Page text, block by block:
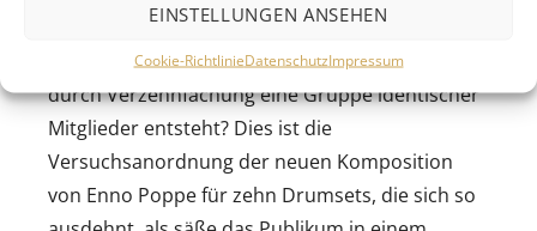
EINSTELLUNGEN ANSEHEN
Cookie-RichtlinieDatenschutzImpressum
Was passiert, wenn ein Solo-Instrument vielfach
multipliziert wird, wenn aus einem Individuum
durch Verzehnfachung eine Gruppe identischer
Mitglieder entsteht? Dies ist die
Versuchsanordnung der neuen Komposition
von Enno Poppe für zehn Drumsets, die sich so